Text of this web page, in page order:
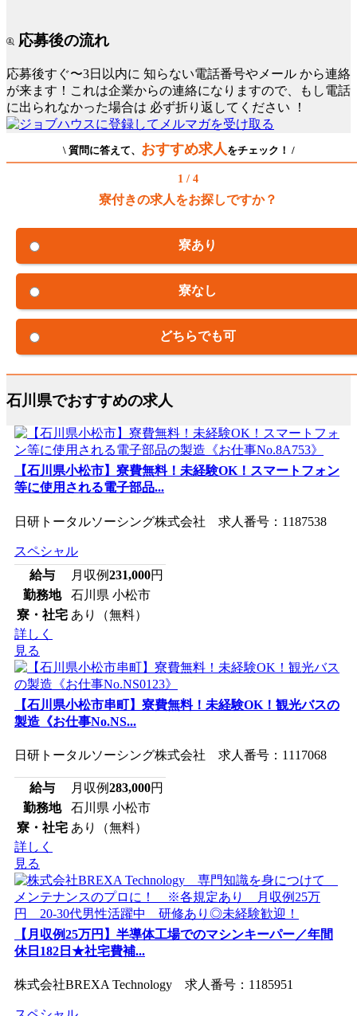
応募後の流れ
応募後すぐ〜3日以内に 知らない電話番号やメール から連絡
が来ます！これは企業からの連絡になりますので、もし電話
に出られなかった場合は 必ず折り返してください ！
\ 質問に答えて、 おすすめ求人 をチェック！ /
1 / 4
寮付きの求人をお探しですか？
寮あり
寮なし
どちらでも可
石川県でおすすめの求人
【石川県小松市】寮費無料！未経験OK！スマートフォン
等に使用される電子部品...
日研トータルソーシング株式会社 求人番号：1187538
スペシャル
給与
月収例231,000円
勤務地
石川県 小松市
寮・社宅 あり（無料）
詳しく
見る
【石川県小松市串町】寮費無料！未経験OK！観光バスの
製造《お仕事No.NS...
日研トータルソーシング株式会社 求人番号：1117068
給与 月収例283,000円
勤務地
石川県 小松市
寮・社宅 あり（無料）
詳しく
見る
【月収例25万円】半導体工場でのマシンキーパー／年間
休日182日★社宅費補...
株式会社BREXA Technology 求人番号：1185951